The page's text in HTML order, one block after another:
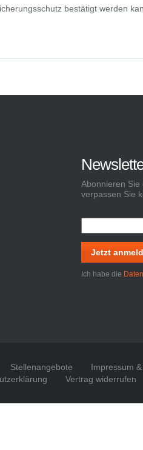
bestätigt werden
Abonnieren Sie
verpassen Sie
Jetzt
Ich habe die
Stellenangebote Impressum
Vertrag widerrufen